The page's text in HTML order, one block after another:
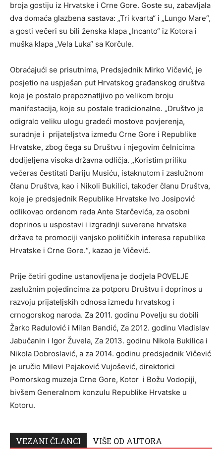
broja gostiju iz Hrvatske i Crne Gore. Goste su, zabavljala
dva domaća glazbena sastava: „Tri kvarta“ i „Lungo Mare“,
a gosti večeri su bili ženska klapa „Incanto“ iz Kotora i
muška klapa „Vela Luka“ sa Korčule.
Obraćajući se prisutnima, Predsjednik Mirko Vičević, je
posjetio na uspješan put Hrvatskog građanskog društva
koje je postalo prepoznatljivo po velikom broju
manifestacija, koje su postale tradicionalne. „Društvo je
odigralo veliku ulogu gradeći mostove povjerenja,
suradnje i prijateljstva između Crne Gore i Republike
Hrvatske, zbog čega su Društvu i njegovim čelnicima
dodijeljena visoka državna odličja. „Koristim priliku
večeras čestitati Dariju Musiću, istaknutom i zaslužnom
članu Društva, kao i Nikoli Bukilici, također članu Društva,
koje je predsjednik Republike Hrvatske Ivo Josipović
odlikovao ordenom reda Ante Starčevića, za osobni
doprinos u uspostavi i izgradnji suverene hrvatske
države te promociji vanjsko političkih interesa republike
Hrvatske i Crne Gore.“, kazao je Vičević.
Prije četiri godine ustanovljena je dodjela POVELJE
zaslužnim pojedincima za potporu Društvu i doprinos u
razvoju prijateljskih odnosa između hrvatskog i
crnogorskog naroda. Za 2011. godinu Povelju su dobili
Žarko Radulović i Milan Bandić, Za 2012. godinu Vladislav
Jabučanin i Igor Žuvela, Za 2013. godinu Nikola Bukilica i
Nikola Dobroslavić, a za 2014. godinu predsjednik Vičević
je uručio Milevi Pejaković Vujošević, direktorici
Pomorskog muzeja Crne Gore, Kotor i Božu Vodopiji,
bivšem Generalnom konzulu Republike Hrvatske u
Kotoru.
VEZANI ČLANCI VIŠE OD AUTORA